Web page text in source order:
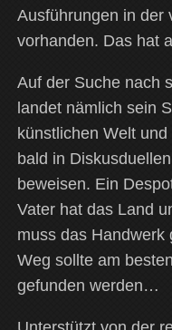
Ausführungen in der
vorhanden. Das hat
Auf der Suche nach
landet nämlich sein
künstlichen Welt
bald in
beweisen. Ein
Vater hat das Land
muss das Handwerk
Weg sollte am
gefunden werden…